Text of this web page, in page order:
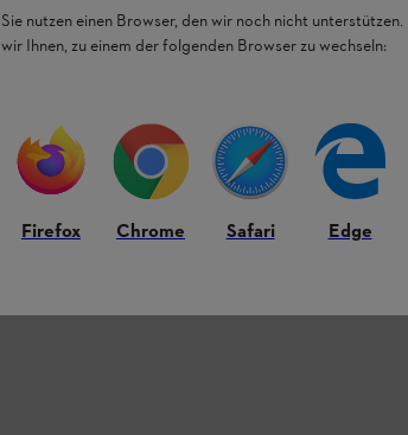
Sie nutzen einen Browser, den wir noch nicht
wir Ihnen, zu einem der folgenden Browser zu wechseln:
Firefox Chrome Safari Edge